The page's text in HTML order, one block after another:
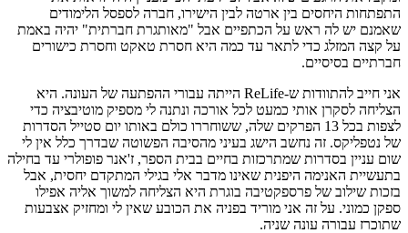
התפתחות היחסים בין ארטה לבין הישירו, חברה לספסל הלימודים
שאמנם יש לה ראש על הכתפיים אבל "מאותגרת חברתית" יהיה באמת
על קצה המזלג כדי לתאר עד כמה היא חסרת טאקט וחסרת כישורים
חברתיים בסיסיים.
אני חייב להתוודות ש-ReLife הייתה עבורי ההפתעה של העונה. היא
הצליחה לסקרן אותי כמעט לכל אורכה ונתנה לי מספיק מוטיבציה כדי
לצפות בכל 13 הפרקים שלה, ששוחררו כולם באותו יום סטייל הסדרות
של נטפליקס. זה נחשב הישג בעיני מהסיבה הפשוטה שבדרך כלל אין לי
שום עניין בסדרות שמתרכזות בחיים בבית הספר, ז'אנר פופולרי עד בחילה
בתעשיית האנימה היפנית שאינו מדבר אלי בגילי המתקדם יחסית, אבל
בזכות שילוב של פרספקטיבה בוגרת היא הצליחה למשוך אליה אפילו
ספקן כמוני. על זה אני מוריד בפניה את הכובע שאין לי ומחזיק אצבעות
שתוכרז עבורה עונה שניה.